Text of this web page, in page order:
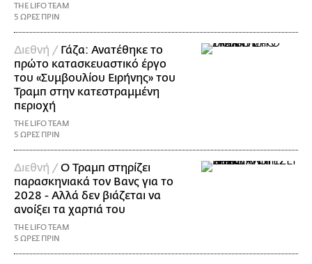
THE LIFO TEAM
5 ΩΡΕΣ ΠΡΙΝ
Διεθνή / Γάζα: Ανατέθηκε το
πρώτο κατασκευαστικό έργο
του «Συμβουλίου Ειρήνης» του
Τραμπ στην κατεστραμμένη
περιοχή
THE LIFO TEAM
5 ΩΡΕΣ ΠΡΙΝ
Διεθνή /Ο Τραμπ στηρίζει
παρασκηνιακά τον Βανς για το
2028 - Αλλά δεν βιάζεται να
ανοίξει τα χαρτιά του
THE LIFO TEAM
5 ΩΡΕΣ ΠΡΙΝ